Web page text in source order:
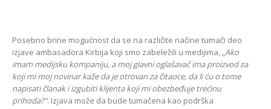
Posebno brine mogućnost da se na različite načine tumači deo
izjave ambasadora Kirbija koji smo zabeležili u medijima, „Ako
imam medijsku kompaniju, a moj glavni oglašavač ima proizvod za
koji mi moj novinar kaže da je otrovan za čitaoce, da li ću o tome
napisati članak i izgubiti klijenta koji mi obezbeđuje trećinu
prihoda?“. Izjava može da bude tumačena kao podrška